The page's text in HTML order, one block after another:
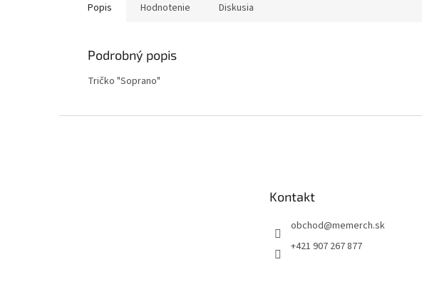
Popis Hodnotenie Diskusia
Podrobný popis
Tričko "Soprano"
Kontakt
obchod@memerch.sk
+421 907 267 877